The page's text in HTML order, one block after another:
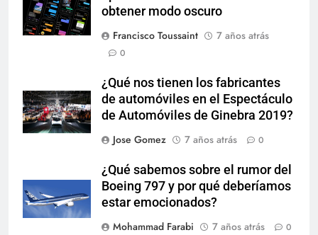
obtener modo oscuro
Francisco Toussaint
7 años atrás
0
¿Qué nos tienen los fabricantes
de automóviles en el Espectáculo
de Automóviles de Ginebra 2019?
Jose Gomez
7 años atrás 0
¿Qué sabemos sobre el rumor del
Boeing 797 y por qué deberíamos
estar emocionados?
Mohammad Farabi
7 años atrás 0